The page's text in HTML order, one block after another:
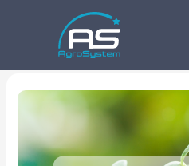
l’article